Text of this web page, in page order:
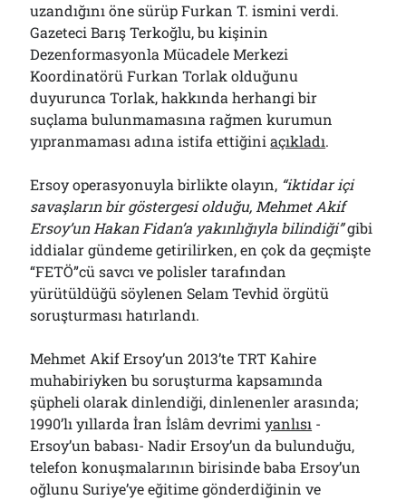
uzandığını öne sürüp Furkan T. ismini verdi.
Gazeteci Barış Terkoğlu, bu kişinin
Dezenformasyonla Mücadele Merkezi
Koordinatörü Furkan Torlak olduğunu
duyurunca Torlak, hakkında herhangi bir
suçlama bulunmamasına rağmen kurumun
yıpranmaması adına istifa ettiğiniaçıkladı.
Ersoy operasyonuyla birlikte olayın, “iktidar içi
savaşların bir göstergesi olduğu, Mehmet Akif
Ersoy’un Hakan Fidan’a yakınlığıyla bilindiği”gibi
iddialar gündeme getirilirken, en çok da geçmişte
“FETÖ”cü savcı ve polisler tarafından
yürütüldüğü söylenen Selam Tevhid örgütü
soruşturması hatırlandı.
Mehmet Akif Ersoy’un 2013’te TRT Kahire
muhabiriyken bu soruşturma kapsamında
şüpheli olarak dinlendiği, dinlenenler arasında;
1990’lı yıllarda İran İslâm devrimiyanlısı -
Ersoy’un babası- Nadir Ersoy’un da bulunduğu,
telefon konuşmalarının birisinde baba Ersoy’un
oğlunu Suriye’ye eğitime gönderdiğinin ve